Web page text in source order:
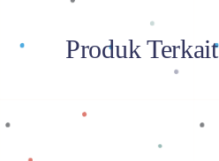
Produk Terkait